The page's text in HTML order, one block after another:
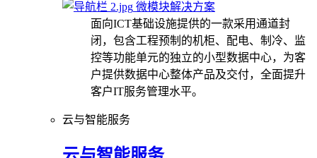
微模块解决方案
面向ICT基础设施提供的一款采用通道封
闭，包含工程预制的机柜、配电、制冷、监
控等功能单元的独立的小型数据中心，为客
户提供数据中心整体产品及交付，全面提升
客户IT服务管理水平。
云与智能服务